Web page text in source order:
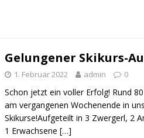
Gelungener Skikurs-
1. Februar 2022 admin 0
Schon jetzt ein voller Erfolg! Rund
am vergangenen Wochenende in
Skikurse!Aufgeteilt in 3 Zwergerl, 2
1 Erwachsene […]